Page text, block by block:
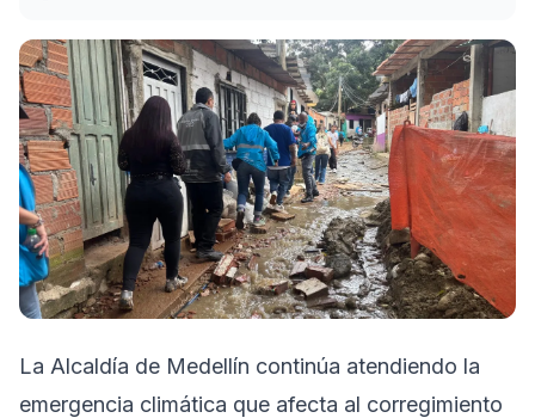
La Alcaldía de Medellín continúa atendiendo la
emergencia climática que afecta al corregimiento